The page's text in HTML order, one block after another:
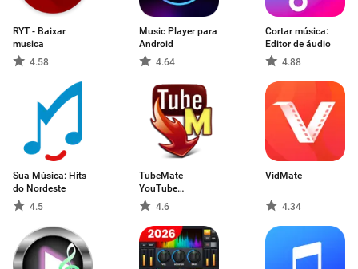
RYT - Baixar
musica
4.58
Music Player para
Android
4.64
Cortar música:
Editor de áudio
4.88
Sua Música: Hits
do Nordeste
4.5
TubeMate
YouTube
Downloader
4.6
VidMate
4.34